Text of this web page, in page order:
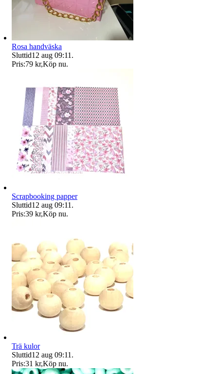
Rosa handväska
Sluttid12 aug 09:11 .
Pris:79 kr,Köp nu.
Scrapbooking papper
Sluttid12 aug 09:11 .
Pris:39 kr,Köp nu.
Trä kulor
Sluttid12 aug 09:11 .
Pris:31 kr,Köp nu.